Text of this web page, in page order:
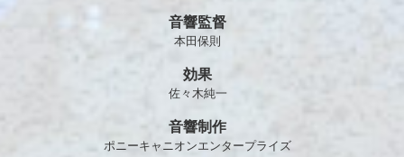
音響監督
本田保則
効果
佐々木純一
音響制作
ポニーキャニオンエンタープライズ